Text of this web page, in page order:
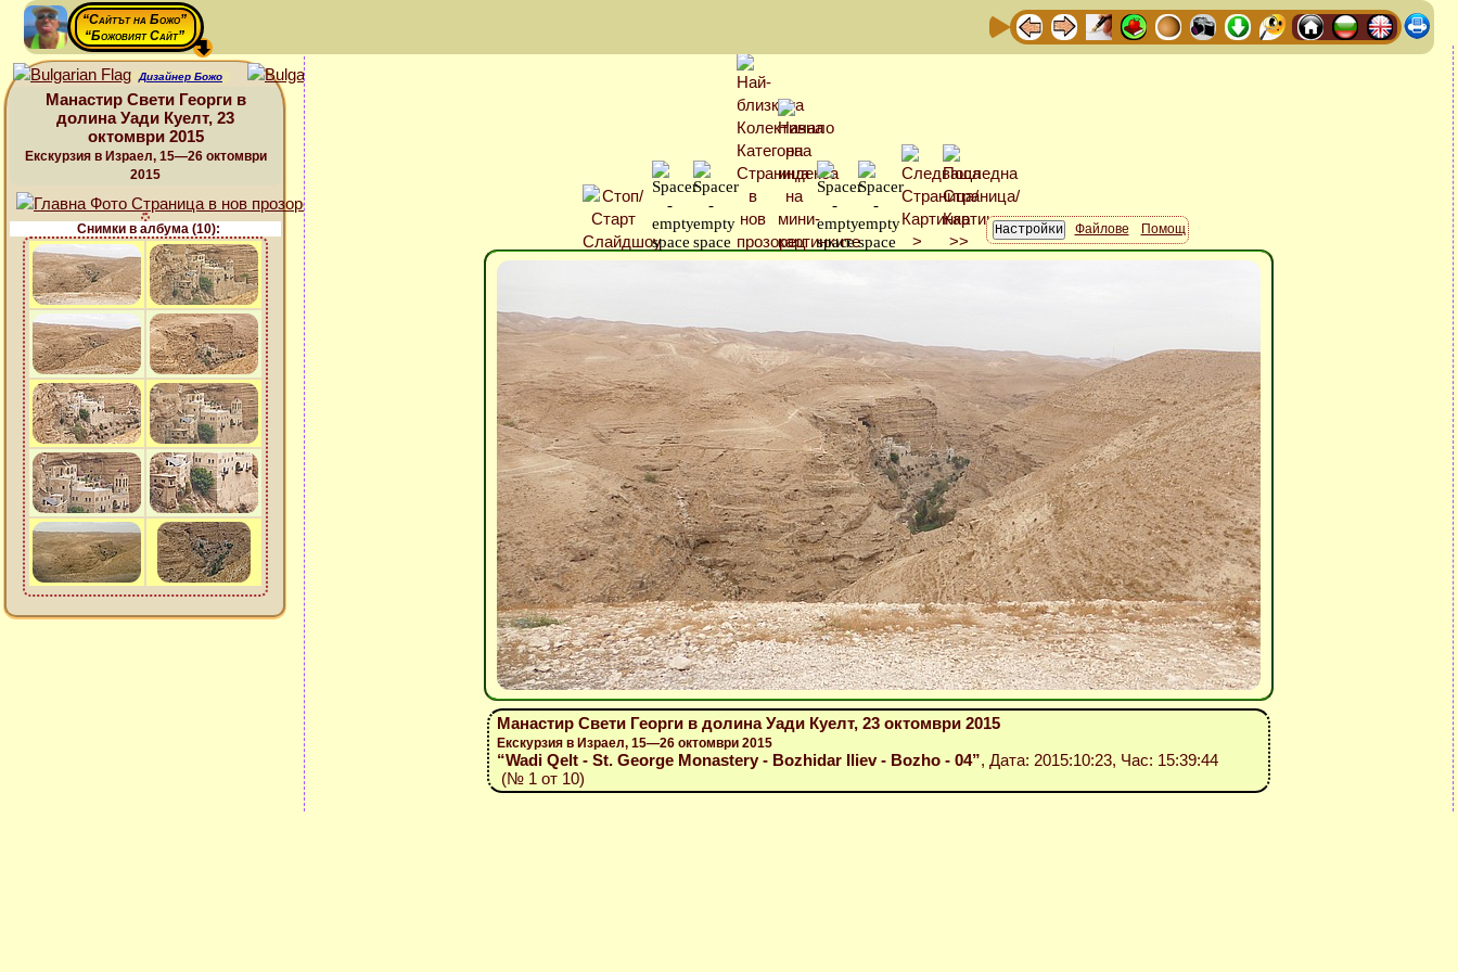
“Сайтът на Божо”
“Божовият Сайт”
Дизайнер Божо
Манастир Свети Георги в
долина Уади Куелт, 23
октомври 2015
Екскурзия в Израел, 15—26 октомври
2015
Снимки в албума (10): Файлове Помощ
Манастир Свети Георги в долина Уади Куелт, 23 октомври 2015
Екскурзия в Израел, 15—26 октомври 2015
“Wadi Qelt - St. George Monastery - Bozhidar Iliev - Bozho - 04”, Дата: 2015:10:23, Час: 15:39:44
(№ 1 от 10)